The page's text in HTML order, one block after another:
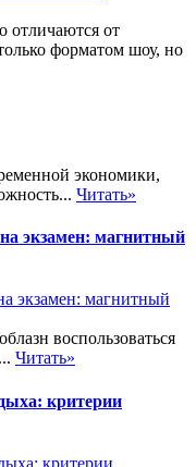
отличаются от
форматом шоу, но
экономики,
Читать»
экзамен: магнитный
воспользоваться
Читать»
критерии